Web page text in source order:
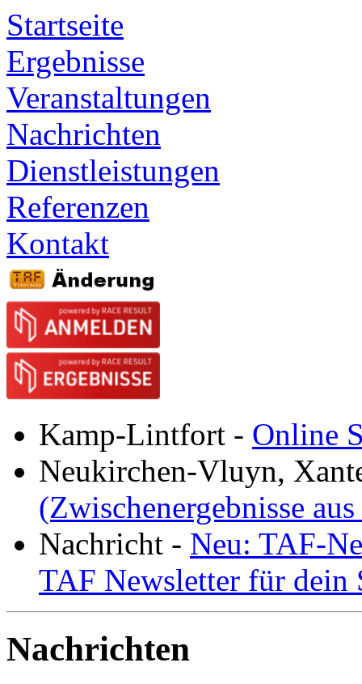
Startseite
Ergebnisse
Veranstaltungen
Nachrichten
Dienstleistungen
Referenzen
Kontakt
Kamp-Lintfort - Online
Neukirchen-Vluyn,
(Zwischenergebnisse
Nachricht - Neu: TAF-
TAF Newsletter für dein
Nachrichten